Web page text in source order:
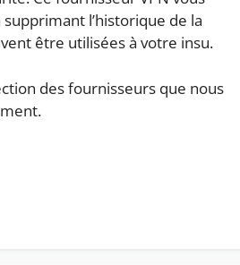
l’historique de la
être utilisées à votre insu.
des fournisseurs que nous